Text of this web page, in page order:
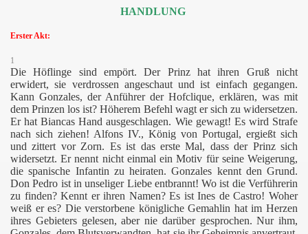
HANDLUNG
Erster Akt:
1
Die Höflinge sind empört. Der Prinz hat ihren Gruß nicht
erwidert, sie verdrossen angeschaut und ist einfach gegangen.
Kann Gonzales, der Anführer der Hofclique, erklären, was mit
dem Prinzen los ist? Höherem Befehl wagt er sich zu widersetzen.
Er hat Biancas Hand ausgeschlagen. Wie gewagt! Es wird Strafe
nach sich ziehen! Alfons IV., König von Portugal, ergießt sich
und zittert vor Zorn. Es ist das erste Mal, dass der Prinz sich
widersetzt. Er nennt nicht einmal ein Motiv für seine Weigerung,
die spanische Infantin zu heiraten. Gonzales kennt den Grund.
Don Pedro ist in unseliger Liebe entbrannt! Wo ist die Verführerin
zu finden? Kennt er ihren Namen? Es ist Ines de Castro! Woher
weiß er es? Die verstorbene königliche Gemahlin hat im Herzen
ihres Gebieters gelesen, aber nie darüber gesprochen. Nur ihm,